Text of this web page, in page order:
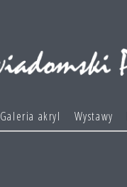
Galeria akryl Wystawy